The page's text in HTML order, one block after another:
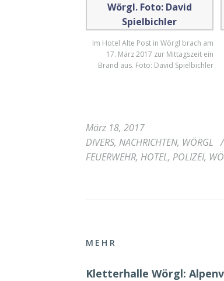
Im Hotel Alte Post in Wörgl brach am
17. März 2017 zur Mittagszeit ein
Brand aus. Foto: David Spielbichler
März 18, 2017
DIVERS, NACHRICHTEN, WÖRGL
FEUERWEHR, HOTEL, POLIZEI,
MEHR
Kletterhalle Wörgl: